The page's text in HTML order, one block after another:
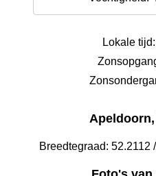
Lokale tijd:
Breedtegraad: 52.2112